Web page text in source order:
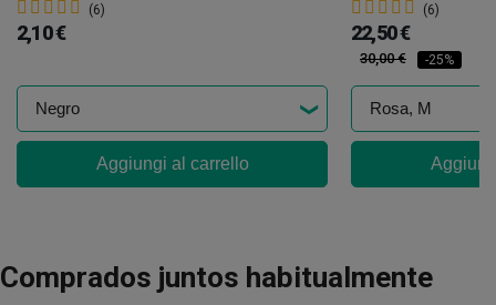
(6)
2,10 €
Aggiungi al carrello
(6)
22,50 €
30,00 € -25%
Comprados juntos habitualmente